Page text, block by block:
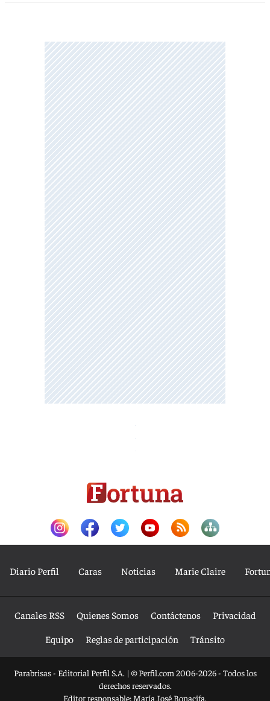
Diario Perfil Caras Noticias Marie Claire
Canales RSS Quienes Somos Contáctenos
Privacidad
Equipo
Reglas de participación Tránsito
Parabrisas - Editorial Perfil S.A. | © Perfil.com 2006-2026 - Todos los
derechos reservados.
Editor responsable: María José Bonacifa.